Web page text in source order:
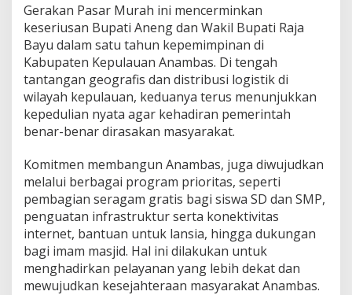
Gerakan Pasar Murah ini mencerminkan
keseriusan Bupati Aneng dan Wakil Bupati Raja
Bayu dalam satu tahun kepemimpinan di
Kabupaten Kepulauan Anambas. Di tengah
tantangan geografis dan distribusi logistik di
wilayah kepulauan, keduanya terus menunjukkan
kepedulian nyata agar kehadiran pemerintah
benar-benar dirasakan masyarakat.
Komitmen membangun Anambas, juga diwujudkan
melalui berbagai program prioritas, seperti
pembagian seragam gratis bagi siswa SD dan SMP,
penguatan infrastruktur serta konektivitas
internet, bantuan untuk lansia, hingga dukungan
bagi imam masjid. Hal ini dilakukan untuk
menghadirkan pelayanan yang lebih dekat dan
mewujudkan kesejahteraan masyarakat Anambas.